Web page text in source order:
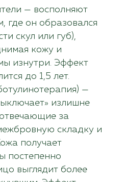
— восполняют
где он образовался
скул или губ),
кожу и
изнутри. Эффект
до 1,5 лет.
—
излишне
за
складку и
получает
постепенно
выглядит более